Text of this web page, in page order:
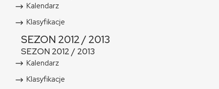
Kalendarz
Klasyfikacje
SEZON 2012 / 2013
SEZON 2012 / 2013
Kalendarz
Klasyfikacje